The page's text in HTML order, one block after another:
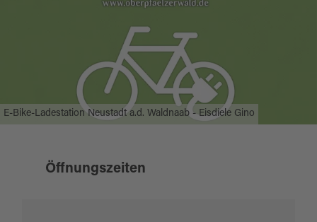
E-Bike-Ladestation Neustadt a.d. Waldnaab - Eisdiele Gino
Öffnungszeiten